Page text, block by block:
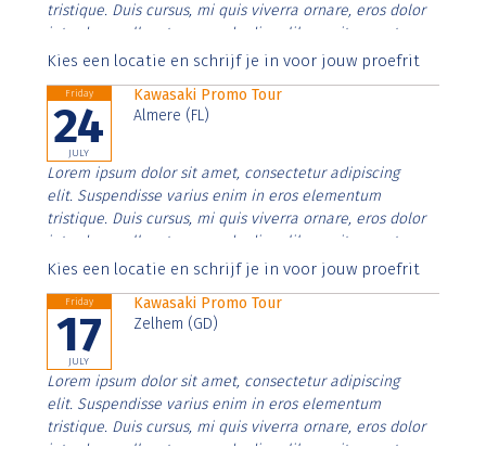
tristique. Duis cursus, mi quis viverra ornare, eros dolor
interdum nulla, ut commodo diam libero vitae erat.
Aenean faucibus nibh et justo cursus id rutrum lorem
Kies een locatie en schrijf je in voor jouw proefrit
Friday
24
JULY
Kawasaki Promo Tour
Almere (FL)
Lorem ipsum dolor sit amet, consectetur adipiscing
elit. Suspendisse varius enim in eros elementum
tristique. Duis cursus, mi quis viverra ornare, eros dolor
interdum nulla, ut commodo diam libero vitae erat.
Aenean faucibus nibh et justo cursus id rutrum lorem
Kies een locatie en schrijf je in voor jouw proefrit
Friday
17
JULY
Kawasaki Promo Tour
Zelhem (GD)
Lorem ipsum dolor sit amet, consectetur adipiscing
elit. Suspendisse varius enim in eros elementum
tristique. Duis cursus, mi quis viverra ornare, eros dolor
interdum nulla, ut commodo diam libero vitae erat.